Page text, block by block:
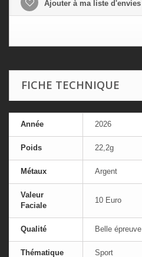
Ajouter à ma liste d'envies
FICHE TECHNIQUE
Année 2026
Poids 22,2g
Métaux Argent
Valeur
Faciale
10 Euro
Qualité Belle épreuve
Thématique Sport